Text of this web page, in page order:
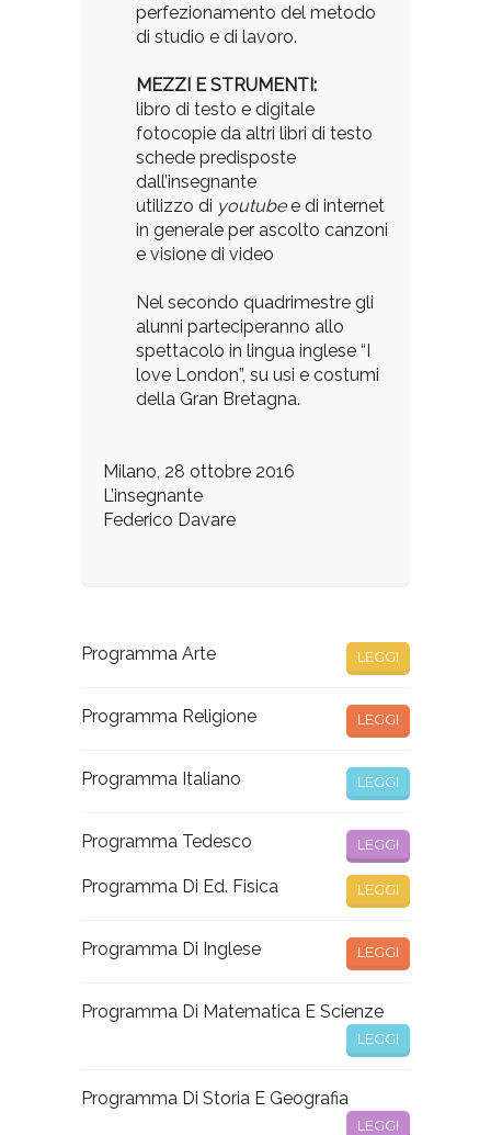
perfezionamento del metodo
di studio e di lavoro.
MEZZI E STRUMENTI:
libro di testo e digitale
fotocopie da altri libri di testo
schede predisposte
dall’insegnante
utilizzo di youtubee di internet
in generale per ascolto canzoni
e visione di video
Nel secondo quadrimestre gli
alunni parteciperanno allo
spettacolo in lingua inglese “I
love London”, su usi e costumi
della Gran Bretagna.
Milano, 28 ottobre 2016
L’insegnante
Federico Davare
Programma Arte LEGGI
Programma Religione LEGGI
Programma Italiano LEGGI
Programma Tedesco LEGGI
Programma Di Ed. Fisica LEGGI
Programma Di Inglese LEGGI
Programma Di Matematica E Scienze
LEGGI
Programma Di Storia E Geografia
LEGGI